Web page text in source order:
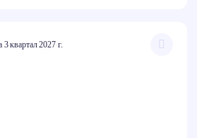
3 квартал 2027 г.